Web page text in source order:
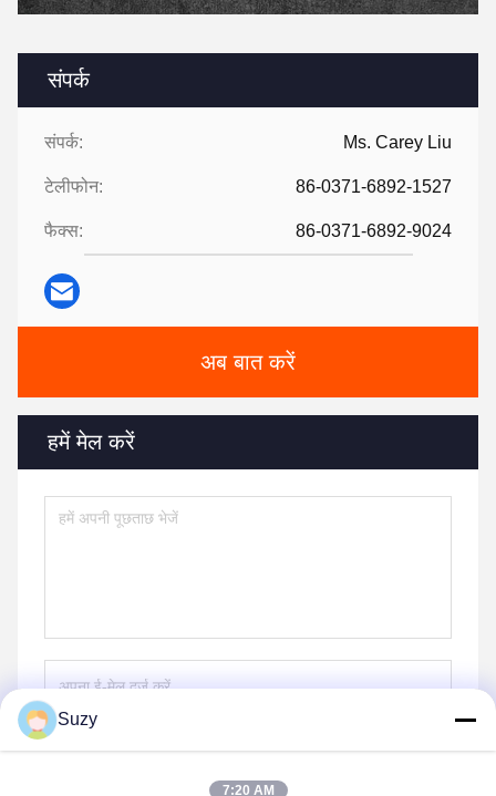
संपर्क
संपर्क: Ms. Carey Liu
टेलीफोन: 86-0371-6892-1527
फैक्स: 86-0371-6892-9024
अब बात करें
हमें मेल करें
भेजना
Suzy
7:20 AM